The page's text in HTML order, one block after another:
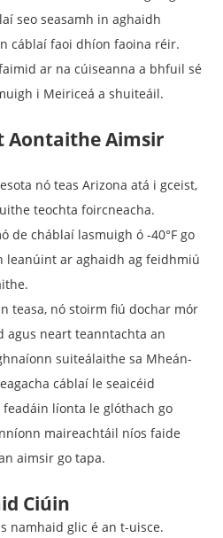
seo seasamh in aghaidh
cáblaí faoi dhíon faoina réir.
ar na cúiseanna a bhfuil sé
i Meiriceá a shuiteáil.
AontaitheAimsir
nó teas Arizona atá i gceist,
teochta foircneacha.
de cháblaí lasmuigh ó -40°F go
leanúint ar aghaidh ag feidhmiú
teasa, nó stoirm fiú dochar mór
agus neart teanntachta an
suiteálaithe sa Mheán-
cáblaí le seaicéid
líonta le glóthach go
maireachtáil níos faide
aimsir go tapa.
Ciúin
namhaid glic é an t-uisce.